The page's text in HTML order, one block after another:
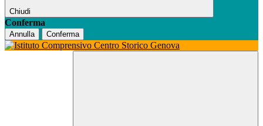
Chiudi
Conferma
Annulla Conferma